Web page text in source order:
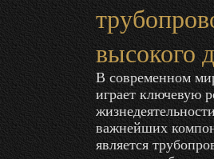
высокого
В современном
играет ключевую
важнейших
является